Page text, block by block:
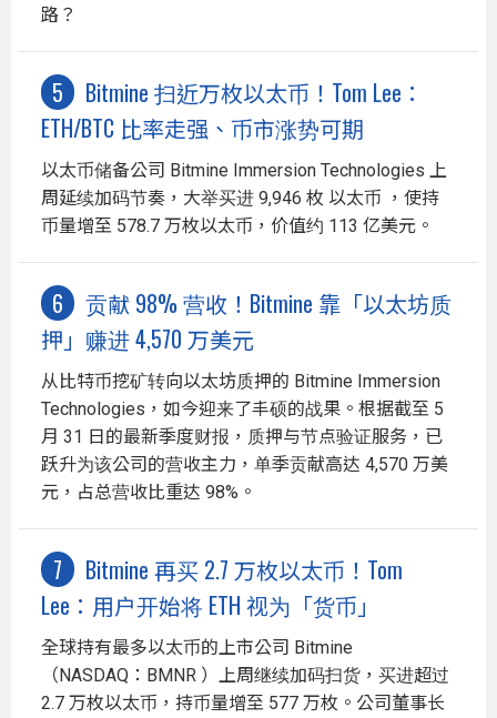
路？
Bitmine 扫近万枚以太币！Tom Lee：
ETH/BTC 比率走强、币市涨势可期
以太币储备公司 Bitmine Immersion Technologies 上
周延续加码节奏，大举买进 9,946 枚 以太币 ，使持
币量增至 578.7 万枚以太币，价值约 113 亿美元。
贡献 98% 营收！Bitmine 靠「以太坊质
押」赚进 4,570 万美元
从比特币挖矿转向以太坊质押的 Bitmine Immersion
Technologies，如今迎来了丰硕的战果。根据截至 5
月 31 日的最新季度财报，质押与节点验证服务，已
跃升为该公司的营收主力，单季贡献高达 4,570 万美
元，占总营收比重达 98%。
Bitmine 再买 2.7 万枚以太币！Tom
Lee：用户开始将 ETH 视为「货币」
全球持有最多以太币的上市公司 Bitmine
（NASDAQ：BMNR ）上周继续加码扫货，买进超过
2.7 万枚以太币，持币量增至 577 万枚。公司董事长